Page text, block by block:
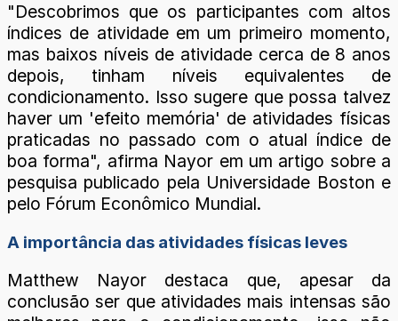
"Descobrimos que os participantes com altos
índices de atividade em um primeiro momento,
mas baixos níveis de atividade cerca de 8 anos
depois, tinham níveis equivalentes de
condicionamento. Isso sugere que possa talvez
haver um 'efeito memória' de atividades físicas
praticadas no passado com o atual índice de
boa forma", afirma Nayor em um artigo sobre a
pesquisa publicado pela Universidade Boston e
pelo Fórum Econômico Mundial.
A importância das atividades físicas leves
Matthew Nayor destaca que, apesar da
conclusão ser que atividades mais intensas são